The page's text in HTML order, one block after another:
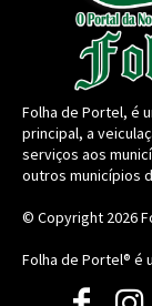
Folha de Portel, é
principal, a
serviços aos
outros municípios
© Copyright 2026
Folha de Portel® é